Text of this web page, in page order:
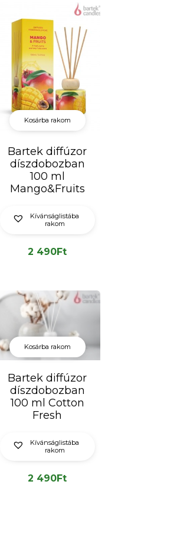
Kosárba rakom
Bartek diffúzor
díszdobozban
100 ml
Mango&Fruits
Kívánságlistába
rakom
2 490Ft
Kosárba rakom
Bartek diffúzor
díszdobozban
100 ml Cotton
Fresh
Kívánságlistába
rakom
2 490Ft